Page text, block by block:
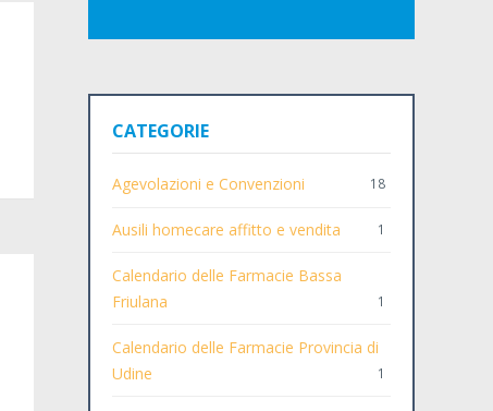
CATEGORIE
Agevolazioni e Convenzioni 18
Ausili homecare affitto e vendita 1
Calendario delle Farmacie Bassa
Friulana
1
Calendario delle Farmacie Provincia di
Udine
1